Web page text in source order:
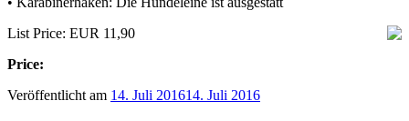
List Price: EUR 11,90
Price:
Veröffentlicht am 14. Juli 201614. Juli 2016